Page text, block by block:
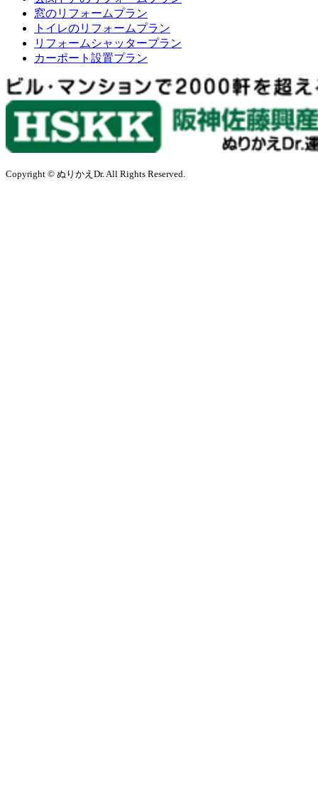
窓のリフォームプラン
トイレのリフォームプラン
リフォームシャッタープラン
カーポート設置プラン
Copyright © ぬりかえDr. All Rights Reserved.